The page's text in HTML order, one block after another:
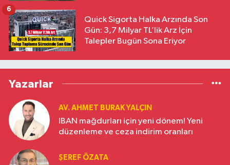
Quick Sigorta Halka Arzında Son
Gün: 3,7 Milyar TL’lik Arz İçin
Talepler Bugün Sona Eriyor
6
Yazarlar
AV. AHMET BURAK YALÇIN
IBAN mağdurları için yeni dönem! Yeni
düzenleme ve ceza indirim oranları
ŞEREF ÖZATA